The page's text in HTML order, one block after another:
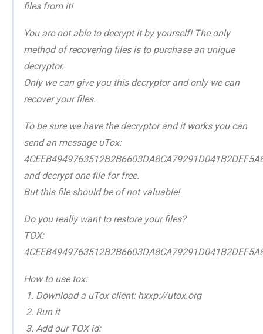
files from it!
You are not able to decrypt it by yourself! The only
method of recovering files is to purchase an unique
decryptor.
Only we can give you this decryptor and only we can
recover your files.
To be sure we have the decryptor and it works you can
send an message uTox:
and decrypt one file for free.
But this file should be of not valuable!
Do you really want to restore your files?
TOX:
How to use tox:
1. Download a uTox client: hxxp://utox.org
2. Run it
3. Add our TOX id: